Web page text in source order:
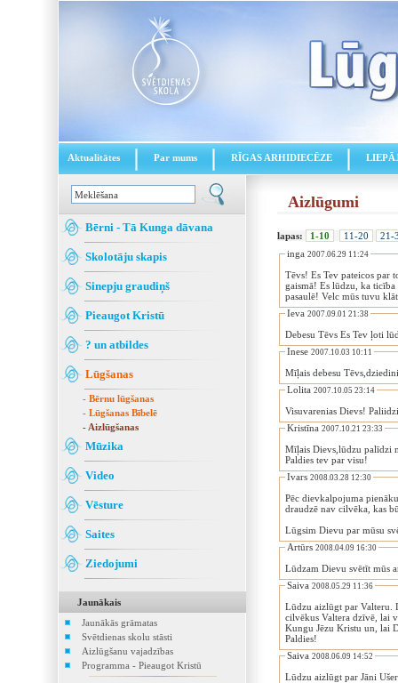
Aktualitātes Par mums RĪGAS ARHIDIECĒZE
Bērni - Tā Kunga dāvana
Skolotāju skapis
Sinepju graudiņš
Pieaugot Kristū
? un atbildes
Lūgšanas
- Bērnu lūgšanas
- Lūgšanas Bībelē
- Aizlūgšanas
Mūzika
Video
Vēsture
Saites
Ziedojumi
Jaunākais
Jaunākās grāmatas
Svētdienas skolu stāsti
Aizlūgšanu vajadzības
Programma - Pieaugot Kristū
Aizlūgumi
lapas: 1-10 11-20
21-
inga 2007.06.29 11:24
Tēvs! Es Tev pateicos par
gaismā! Es lūdzu, ka
pasaulē! Velc mūs tuvu
Ieva 2007.09.01 21:38
Debesu Tēvs Es Tev ļoti
Inese 2007.10.03 10:11
Mīļais debesu
Lolita 2007.10.05 23:14
Visuvarenias Dievs!
Kristīna 2007.10.21 23:33
Mīļais Dievs,lūdzu palīdzi
Paldies tev par visu!
Ivars 2008.03.28 12:30
Pēc dievkalpojuma
draudzē nav cilvēka, kas
Lūgsim Dievu par mūsu
Artūrs 2008.04.09 16:30
Lūdzam Dievu svētīt mūs
Saiva 2008.05.29 11:36
Lūdzu aizlūgt par Valteru.
cilvēkus Valtera dzīvē, lai viņš sajustu nepieciešamību pēc glābēja. Lai Dievs piepilda viņu ar slāpēm pēc attiecībām ar mūsu
Kungu Jēzu Kristu un, lai
Paldies!
Saiva 2008.06.09 14:52
Lūdzu aizlūgt par Jāni